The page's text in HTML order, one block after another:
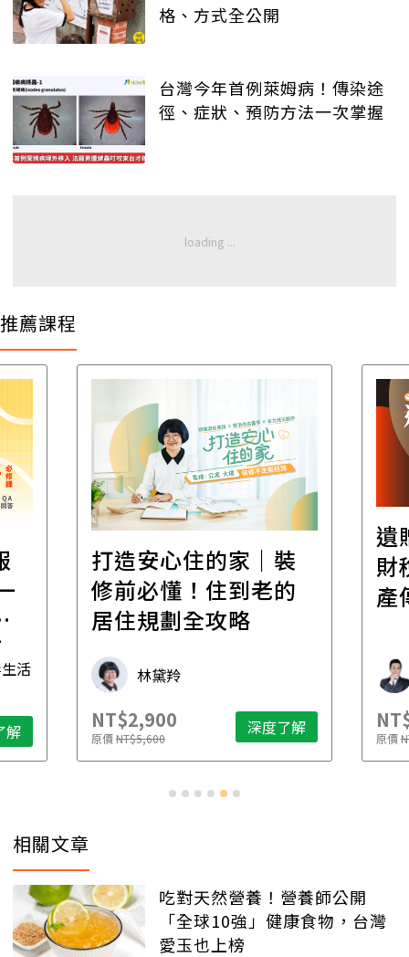
格、方式全公開
台灣今年首例萊姆病！傳染途
徑、症狀、預防方法一次掌握
推薦課程
活
解
打造安心住的家｜裝
修前必懂！住到老的
居住規劃全攻略
林黛羚
NT$2,900
原價NT$5,600 深度了解
遺
財
產
原價
相關文章
吃對天然營養！營養師公開
「全球10強」健康食物，台灣
愛玉也上榜